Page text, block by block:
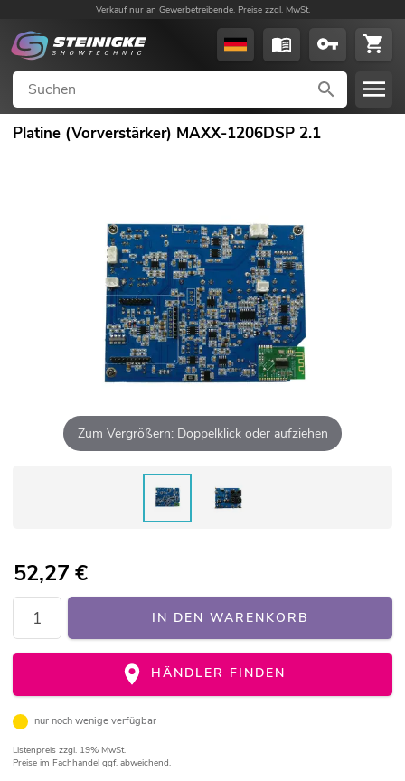
Verkauf nur an Gewerbetreibende. Preise zzgl. MwSt.
Platine (Vorverstärker) MAXX-1206DSP 2.1
Zum Vergrößern: Doppelklick oder aufziehen
52,27 €
IN DEN WARENKORB
HÄNDLER FINDEN
nur noch wenige verfügbar
Listenpreis zzgl. 19% MwSt.
Preise im Fachhandel ggf. abweichend.